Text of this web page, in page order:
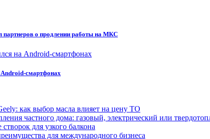
партнеров о продлении работы на МКС
смартфонах
как выбор масла влияет на цену ТО
частного дома: газовый, электрический или
для узкого балкона
для международного бизнеса